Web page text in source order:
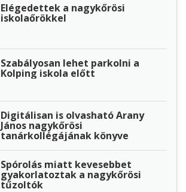
Elégedettek a nagykőrösi
iskolaőrökkel
Szabályosan lehet parkolni a
Kolping iskola előtt
Digitálisan is olvasható Arany
János nagykőrösi
tanárkollégájának könyve
Spórolás miatt kevesebbet
gyakorlatoztak a nagykőrösi
tűzoltók